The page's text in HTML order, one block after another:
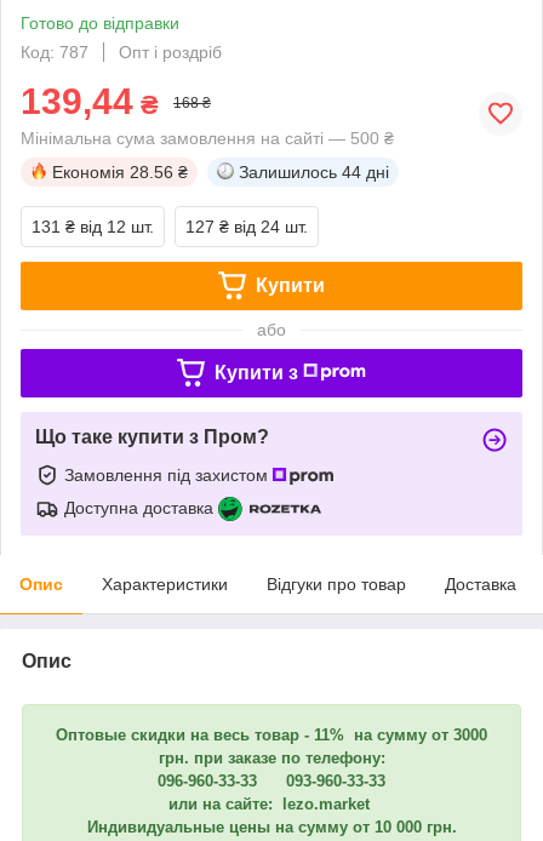
Готово до відправки
Код: 787
Опт і роздріб
139,44 ₴ 168 ₴
Мінімальна сума замовлення на сайті — 500 ₴
Економія 28.56 ₴ Залишилось 44 дні
131 ₴ від 12 шт. 127 ₴ від 24 шт.
Купити
або
Купити з
Що таке купити з Пром?
Замовлення під захистом
Доступна доставка
Опис Характеристики Відгуки про товар Доставка
Опис
Оптовые скидки на весь товар - 11% на сумму от 3000
грн. при заказе по телефону:
096-960-33-33 093-960-33-33
или на сайте: lezo.market
Индивидуальные цены на сумму от 10 000 грн.